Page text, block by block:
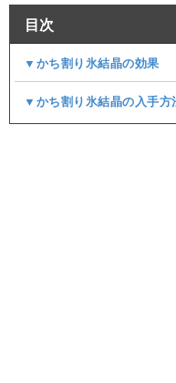
目次
▼かち割り氷結晶の効果
▼かち割り氷結晶の入手方